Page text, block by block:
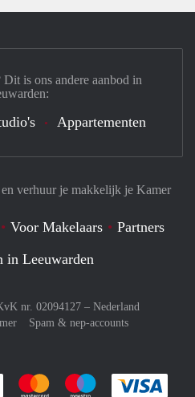
verhuur je makkelijk je Kamer
Voor Makelaars
Partners
in Leeuwarden
nr. 02094127 – Nederland
Spam & nep-accounts
Je rekent gemakkelijk af met Paypal
Je rekent gemakkelijk af met
Je rekent
is ons andere aanbod in
Appartementen